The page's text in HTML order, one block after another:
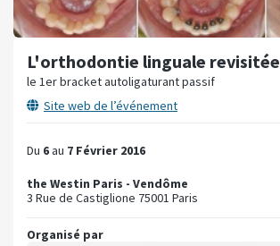
L'orthodontie linguale revisitée
le 1er bracket autoligaturant passif
Site web de l’événement
Du 6au 7 Février 2016
the Westin Paris - Vendôme
3 Rue de Castiglione 75001 Paris
Organisé par